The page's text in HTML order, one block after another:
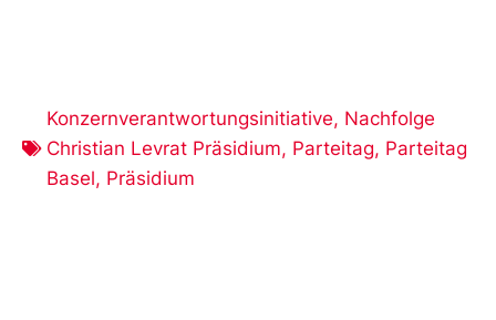
Konzernverantwortungsinitiative, Nachfolge
Christian Levrat Präsidium, Parteitag, Parteitag
Basel, Präsidium